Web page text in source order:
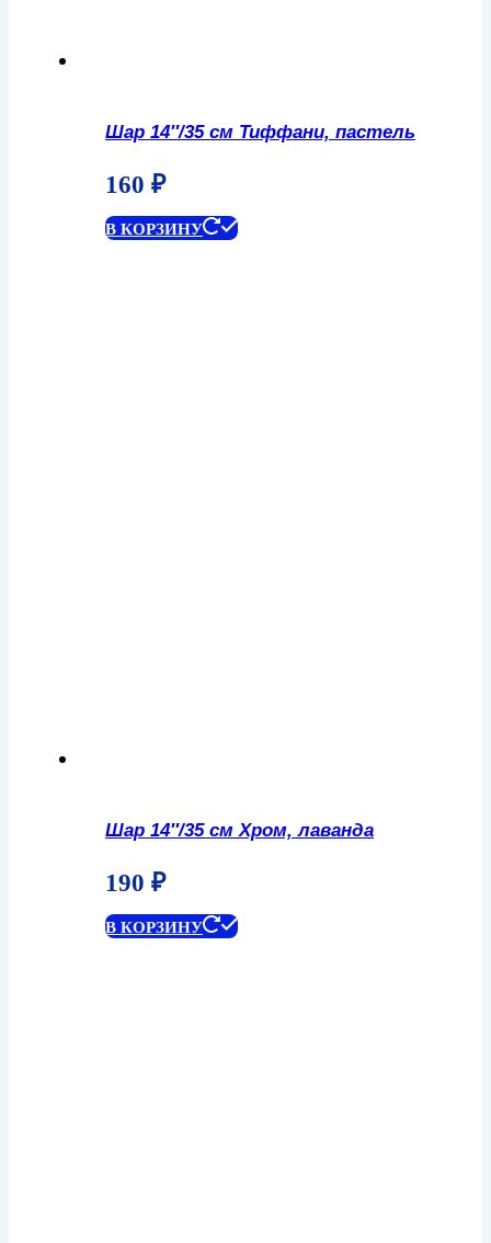
Шар 14″/35 см Тиффани, пастель
160 ₽
В КОРЗИНУ
Шар 14″/35 см Хром, лаванда
190 ₽
В КОРЗИНУ